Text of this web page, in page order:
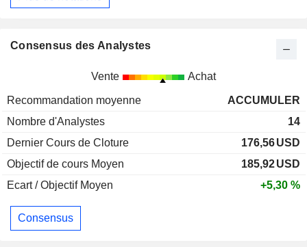
Consensus des Analystes
Vente Achat
Recommandation moyenne
ACCUMULER
Nombre d'Analystes
14
Dernier Cours de Cloture
176,56USD
Objectif de cours Moyen
185,92USD
Ecart / Objectif Moyen
+5,30 %
Consensus